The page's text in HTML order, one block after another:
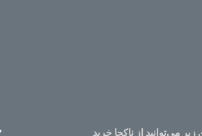
می‌توانید از ناکجا خرید